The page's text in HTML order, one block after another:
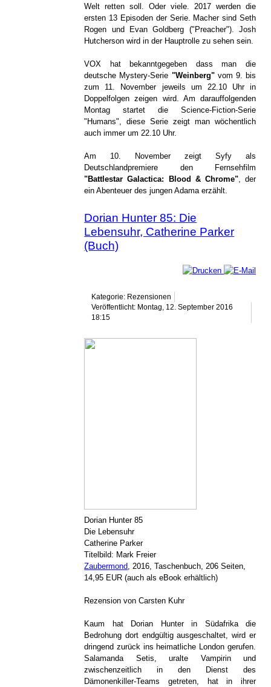
Welt retten soll. Oder viele. 2017 werden die
ersten 13 Episoden der Serie. Macher sind Seth
Rogen und Evan Goldberg ("Preacher"). Josh
Hutcherson wird in der Hauptrolle zu sehen sein.
VOX hat bekanntgegeben dass man die
deutsche Mystery-Serie "Weinberg"vom 9. bis
zum 11. November jeweils um 22.10 Uhr in
Doppelfolgen zeigen wird. Am darauffolgenden
Montag startet die Science-Fiction-Serie
"Humans", diese Serie zeigt man wöchentlich
auch immer um 22.10 Uhr.
Am 10. November zeigt Syfy als
Deutschlandpremiere den Fernsehfilm
"Battlestar Galactica: Blood & Chrome", der
ein Abenteuer des jungen Adama erzählt.
Dorian Hunter 85: Die
Lebensuhr, Catherine Parker
(Buch)
Kategorie: Rezensionen
Veröffentlicht: Montag, 12. September 2016
18:15
Dorian Hunter 85
Die Lebensuhr
Catherine Parker
Titelbild: Mark Freier
Zaubermond , 2016, Taschenbuch, 206 Seiten,
14,95 EUR (auch als eBook erhältlich)
Rezension von Carsten Kuhr
Kaum hat Dorian Hunter in Südafrika die
Bedrohung dort endgültig ausgeschaltet, wird er
dringend zurück ins heimatliche London gerufen.
Salamanda Setis, uralte Vampirin und
zwischenzeitlich in den Dienst des
Dämonenkiller-Teams getreten, hat in ihrer